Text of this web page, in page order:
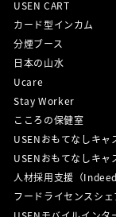
USEN CART
カード型インカム
分煙ブース
日本の山水
Ucare
Stay Worker
こころの保健室
USENおもてなしキャ
USENおもてなしキャ
人材採用支援（Indeed
フードライセンスシ